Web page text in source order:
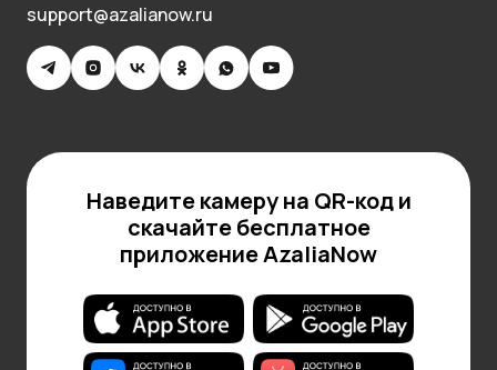
support@azalianow.ru
Наведите камеру на QR-код и
скачайте бесплатное
приложение AzaliaNow